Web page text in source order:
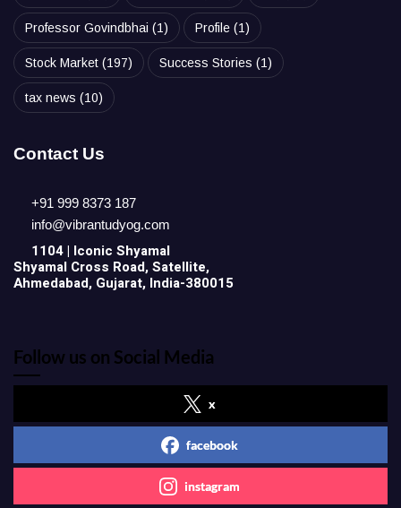
Professor Govindbhai (1) Profile (1)
Stock Market (197) Success Stories (1)
tax news (10)
Contact Us
+91 999 8373 187
info@vibrantudyog.com
1104 | Iconic Shyamal
Shyamal Cross Road, Satellite,
Ahmedabad, Gujarat, India-380015
Follow us on Social Media
x
facebook
instagram